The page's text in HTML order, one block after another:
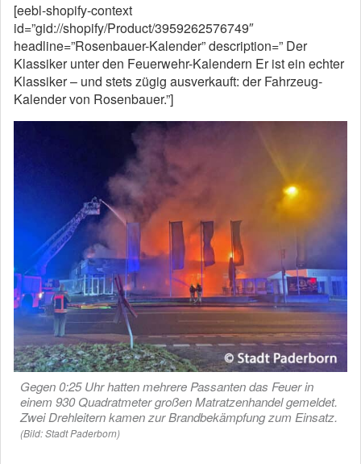
[eebl-shopify-context
id=”gid://shopify/Product/3959262576749″
headline=”Rosenbauer-Kalender” description=” Der
Klassiker unter den Feuerwehr-Kalendern Er ist ein echter
Klassiker – und stets zügig ausverkauft: der Fahrzeug-
Kalender von Rosenbauer.”]
Gegen 0:25 Uhr hatten mehrere Passanten das Feuer in
einem 930 Quadratmeter großen Matratzenhandel gemeldet.
Zwei Drehleitern kamen zur Brandbekämpfung zum Einsatz.
(Bild: Stadt Paderborn)